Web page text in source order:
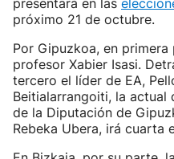
presentará en las
próximo 21 de octubre.
Por Gipuzkoa, en
profesor Xabier Isasi.
tercero el líder de EA,
Beitialarrangoiti, la
de la Diputación de
Rebeka Ubera, irá cuarta